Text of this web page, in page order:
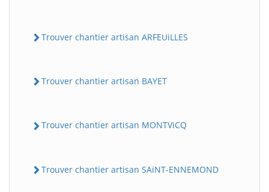
Trouver chantier artisan ARFEUiLLES
Trouver chantier artisan BAYET
Trouver chantier artisan MONTViCQ
Trouver chantier artisan SAiNT-ENNEMOND